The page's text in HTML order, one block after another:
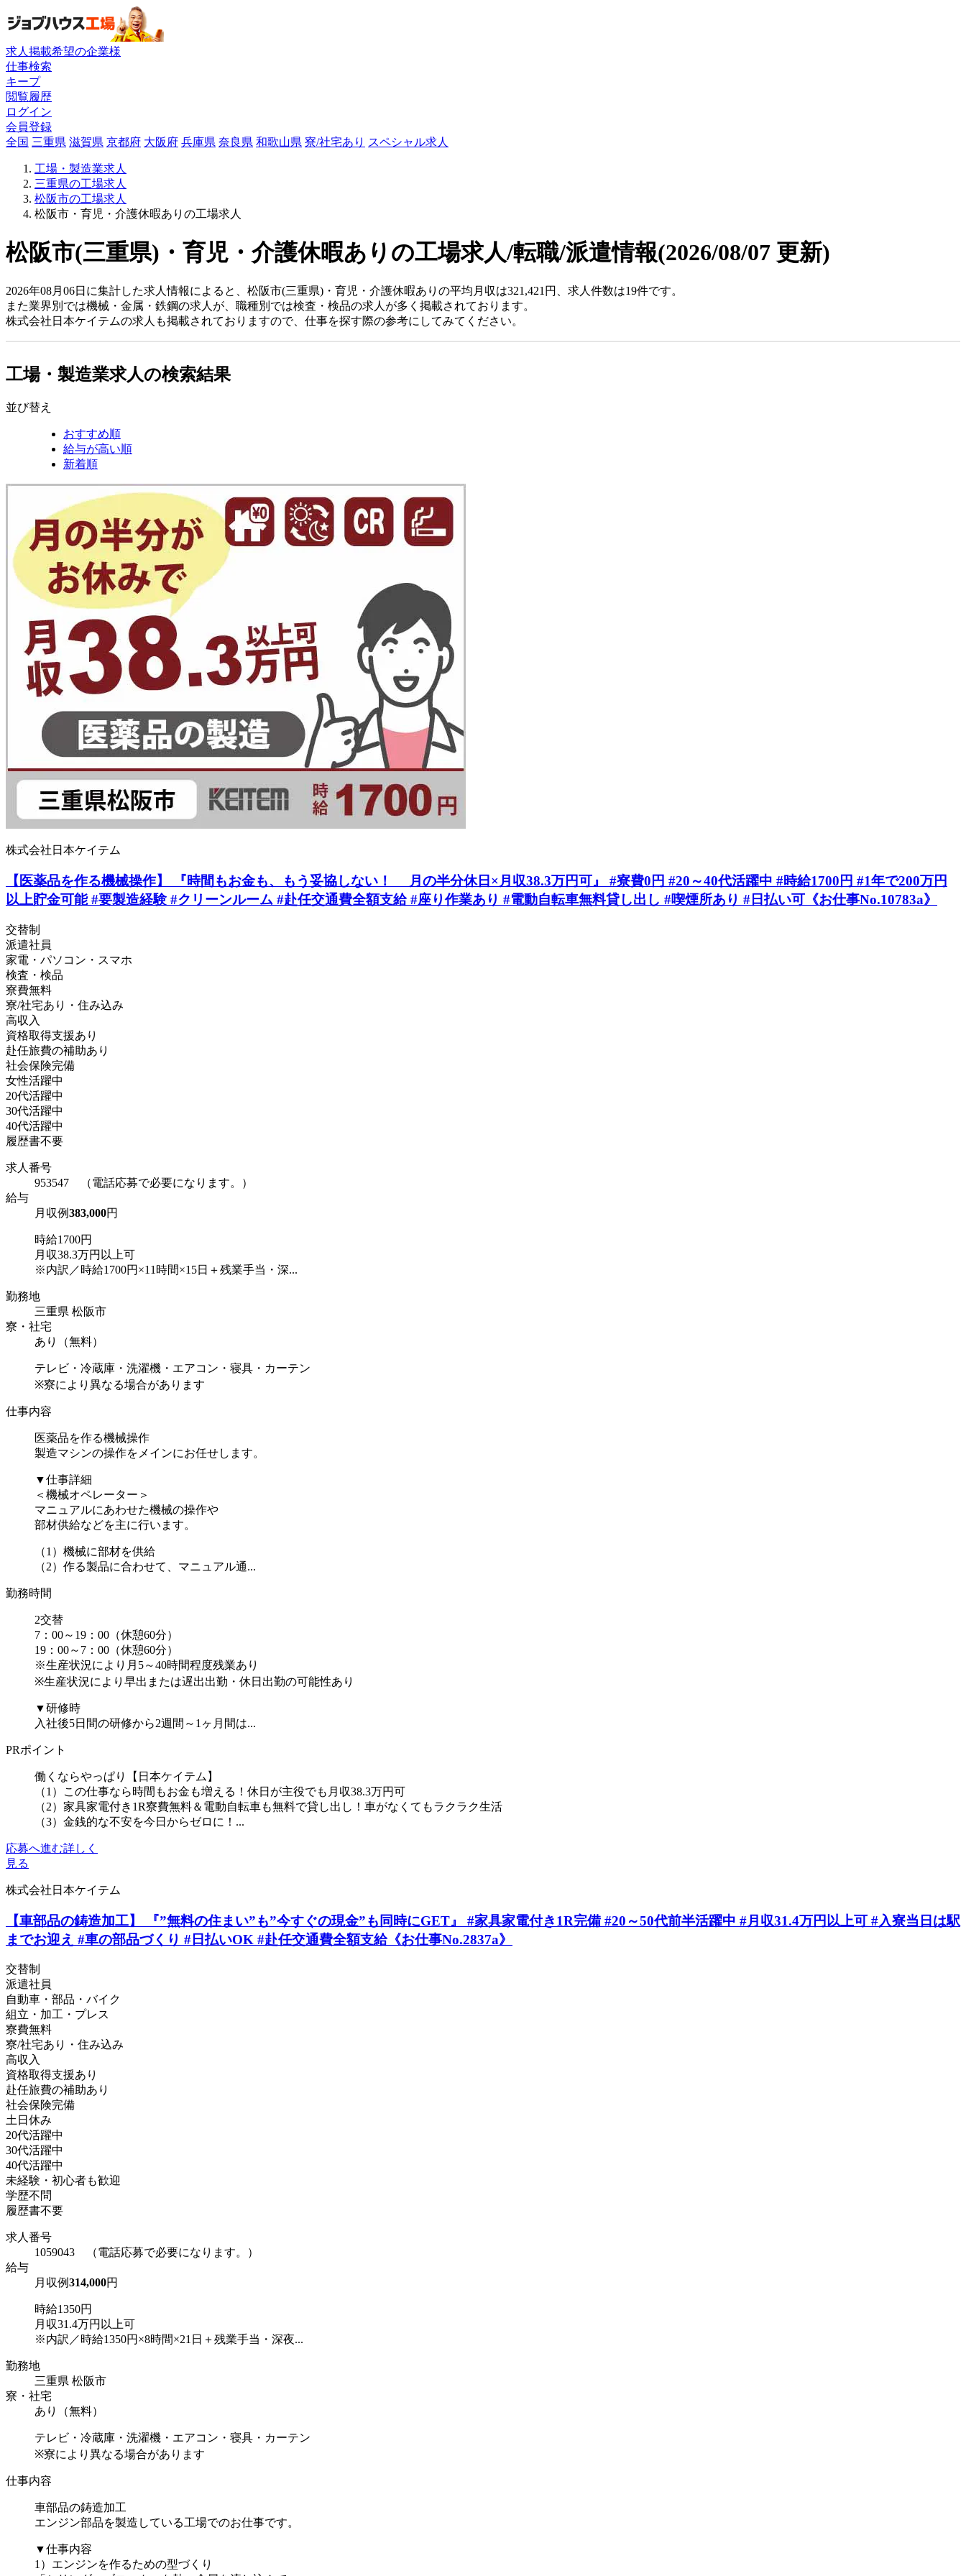
求人掲載希望の企業様
仕事検索
キープ
閲覧履歴
ログイン
会員登録
全国 三重県 滋賀県 京都府 大阪府 兵庫県 奈良県 和歌山県 寮/社宅あり スペシャル求人
工場・製造業求人
三重県の工場求人
松阪市の工場求人
松阪市・育児・介護休暇ありの工場求人
松阪市(三重県)・育児・介護休暇ありの工場求人/転職/派遣情報(2026/08/07 更新)
2026年08月06日に集計した求人情報によると、松阪市(三重県)・育児・介護休暇ありの平均月収は321,421円、求人件数は19件です。
また業界別では機械・金属・鉄鋼の求人が、職種別では検査・検品の求人が多く掲載されております。
株式会社日本ケイテムの求人も掲載されておりますので、仕事を探す際の参考にしてみてください。
工場・製造業求人の検索結果
並び替え
おすすめ順
給与が高い順
新着順
株式会社日本ケイテム
【医薬品を作る機械操作】 『時間もお金も、もう妥協しない！ 月の半分休日×月収38.3万円可』 #寮費0円 #20～40代活躍中 #時給1700円 #1年で200万円
以上貯金可能 #要製造経験 #クリーンルーム #赴任交通費全額支給 #座り作業あり #電動自転車無料貸し出し #喫煙所あり #日払い可《お仕事No.10783a》
交替制
派遣社員
家電・パソコン・スマホ
検査・検品
寮費無料
寮/社宅あり・住み込み
高収入
資格取得支援あり
赴任旅費の補助あり
社会保険完備
女性活躍中
20代活躍中
30代活躍中
40代活躍中
履歴書不要
求人番号
953547 （電話応募で必要になります。）
給与
月収例383,000円
時給1700円
月収38.3万円以上可
※内訳／時給1700円×11時間×15日＋残業手当・深...
勤務地
三重県 松阪市
寮・社宅
あり（無料）
テレビ・冷蔵庫・洗濯機・エアコン・寝具・カーテン
※寮により異なる場合があります
仕事内容
医薬品を作る機械操作
製造マシンの操作をメインにお任せします。
▼仕事詳細
＜機械オペレーター＞
マニュアルにあわせた機械の操作や
部材供給などを主に行います。
（1）機械に部材を供給
（2）作る製品に合わせて、マニュアル通...
勤務時間
2交替
7：00～19：00（休憩60分）
19：00～7：00（休憩60分）
※生産状況により月5～40時間程度残業あり
※生産状況により早出または遅出出勤・休日出勤の可能性あり
▼研修時
入社後5日間の研修から2週間～1ヶ月間は...
PRポイント
働くならやっぱり【日本ケイテム】
（1）この仕事なら時間もお金も増える！休日が主役でも月収38.3万円可
（2）家具家電付き1R寮費無料＆電動自転車も無料で貸し出し！車がなくてもラクラク生活
（3）金銭的な不安を今日からゼロに！...
応募へ進む詳しく
見る
株式会社日本ケイテム
【車部品の鋳造加工】 『”無料の住まい”も”今すぐの現金”も同時にGET』 #家具家電付き1R完備 #20～50代前半活躍中 #月収31.4万円以上可 #入寮当日は駅
までお迎え #車の部品づくり #日払いOK #赴任交通費全額支給《お仕事No.2837a》
交替制
派遣社員
自動車・部品・バイク
組立・加工・プレス
寮費無料
寮/社宅あり・住み込み
高収入
資格取得支援あり
赴任旅費の補助あり
社会保険完備
土日休み
20代活躍中
30代活躍中
40代活躍中
未経験・初心者も歓迎
学歴不問
履歴書不要
求人番号
1059043 （電話応募で必要になります。）
給与
月収例314,000円
時給1350円
月収31.4万円以上可
※内訳／時給1350円×8時間×21日＋残業手当・深夜...
勤務地
三重県 松阪市
寮・社宅
あり（無料）
テレビ・冷蔵庫・洗濯機・エアコン・寝具・カーテン
※寮により異なる場合があります
仕事内容
車部品の鋳造加工
エンジン部品を製造している工場でのお仕事です。
▼仕事内容
1）エンジンを作るための型づくり